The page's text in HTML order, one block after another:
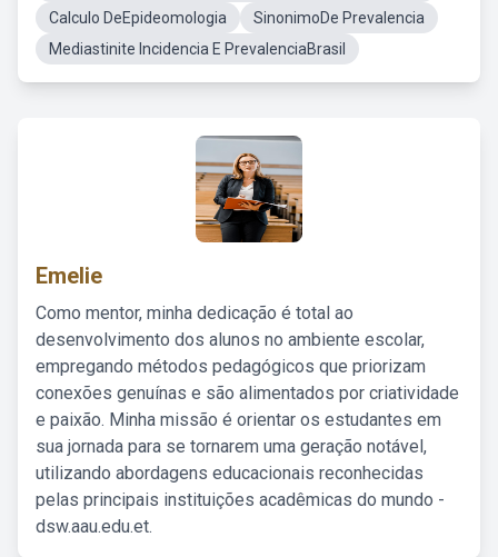
Calculo DeEpideomologia
SinonimoDe Prevalencia
Mediastinite Incidencia E PrevalenciaBrasil
Emelie
Como mentor, minha dedicação é total ao
desenvolvimento dos alunos no ambiente escolar,
empregando métodos pedagógicos que priorizam
conexões genuínas e são alimentados por criatividade
e paixão. Minha missão é orientar os estudantes em
sua jornada para se tornarem uma geração notável,
utilizando abordagens educacionais reconhecidas
pelas principais instituições acadêmicas do mundo -
dsw.aau.edu.et.